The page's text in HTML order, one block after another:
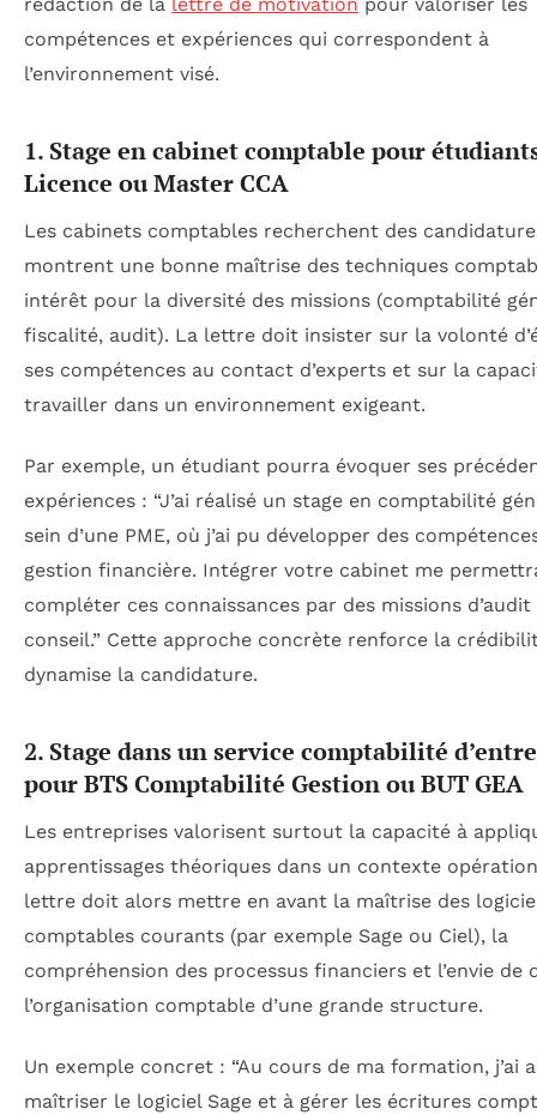
compétences et expériences qui correspondent à
l’environnement visé.
1. Stage en cabinet comptable pour
Licence ou Master CCA
Les cabinets comptables recherchent des
montrent une bonne maîtrise des techniques
intérêt pour la diversité des missions (comptabilité
fiscalité, audit). La lettre doit insister sur la volonté
ses compétences au contact d’experts et sur la
travailler dans un environnement exigeant.
Par exemple, un étudiant pourra évoquer ses
expériences : “J’ai réalisé un stage en comptabilité
sein d’une PME, où j’ai pu développer des
gestion financière. Intégrer votre cabinet me
compléter ces connaissances par des missions
conseil.” Cette approche concrète renforce la
dynamise la candidature.
2. Stage dans un service comptabilité
pour BTS Comptabilité Gestion ou BUT GEA
Les entreprises valorisent surtout la capacité à
apprentissages théoriques dans un contexte
lettre doit alors mettre en avant la maîtrise des
comptables courants (par exemple Sage ou Ciel), la
compréhension des processus financiers et l’envie de
l’organisation comptable d’une grande structure.
Un exemple concret : “Au cours de ma formation, j’ai
maîtriser le logiciel Sage et à gérer les écritures